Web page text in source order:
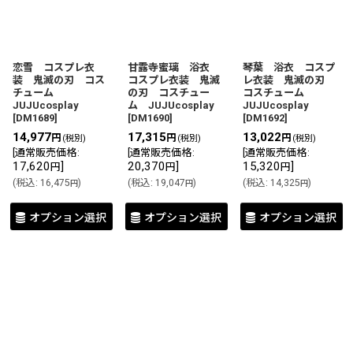
恋雪 コスプレ衣
装 鬼滅の刃 コス
チューム
JUJUcosplay
[DM1689]
14,977円 (税別)
通常販売価格:
17,620 円]
(税込: 16,475円)
オプション選択
甘露寺蜜璃 浴衣
コスプレ衣装 鬼滅
の刃 コスチュー
ム JUJUcosplay
[DM1690]
17,315 円 (税別)
通常販売価格:
20,370 円]
(税込: 19,047円)
オプション選択
琴葉 浴衣 コスプ
レ衣装 鬼滅の刃
コスチューム
JUJUcosplay
[DM1692]
13,022 円 (税別)
通常販売価格:
15,320 円]
(税込: 14,325円)
オプション選択